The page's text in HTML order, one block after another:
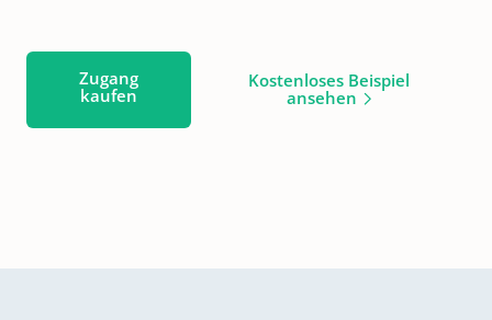
Zugang
kaufen
Kostenloses Beispiel
ansehen